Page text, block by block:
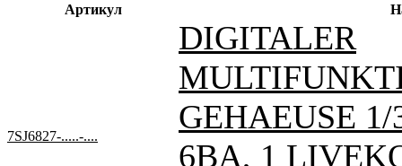
Артикул
7SJ6827-.....-....
DIGITALER
GEHAEUSE
6BA, 1